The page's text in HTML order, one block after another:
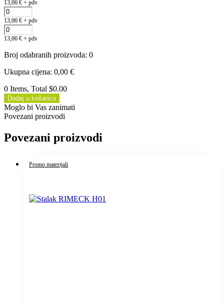
13,06 € + pdv
13,06 € + pdv
13,06 € + pdv
Broj odabranih proizvoda: 0
Ukupna cijena: 0,00 €
0 Items, Total $0.00
Dodaj u košaricu
Moglo bi Vas zanimati
Povezani proizvodi
Povezani proizvodi
Promo materijali